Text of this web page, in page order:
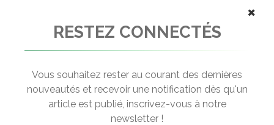
OttOmobile a bien sorti son Opel Manta GSe ElektroMod 1/18 mais…
← Revenir aux actualités
×
RESTEZ CONNECTÉS
Vous souhaitez rester au courant des dernières
nouveautés et recevoir une notification dès qu'un
article est publié, inscrivez-vous à notre
newsletter !